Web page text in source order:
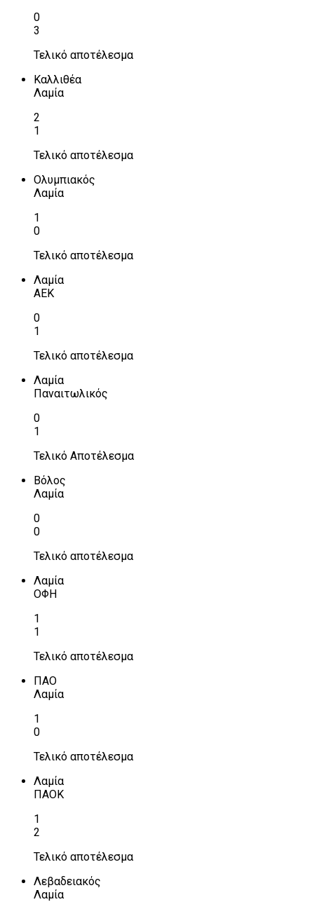
0
3
Τελικό αποτέλεσμα
Καλλιθέα
Λαμία
2
1
Τελικό αποτέλεσμα
Ολυμπιακός
Λαμία
1
0
Τελικό αποτέλεσμα
Λαμία
ΑΕΚ
0
1
Τελικό αποτέλεσμα
Λαμία
Παναιτωλικός
0
1
Τελικό Αποτέλεσμα
Βόλος
Λαμία
0
0
Τελικό αποτέλεσμα
Λαμία
ΟΦΗ
1
1
Τελικό αποτέλεσμα
ΠΑΟ
Λαμία
1
0
Τελικό αποτέλεσμα
Λαμία
ΠΑΟΚ
1
2
Τελικό αποτέλεσμα
Λεβαδειακός
Λαμία